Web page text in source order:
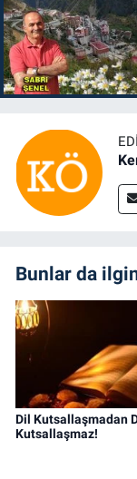
Bunlar da
Dil Kutsallaşmadan
Kutsallaşmaz!